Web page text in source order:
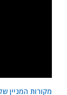
מקורות המניין